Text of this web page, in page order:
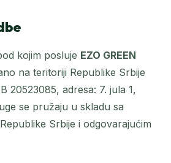
kojim posluje EZO GREEN
na teritoriji Republike Srbije
20523085, adresa: 7. jula 1,
se pružaju u skladu sa
Srbije i odgovarajućim